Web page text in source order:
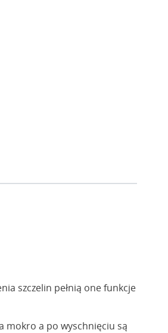
szczelin pełnią one funkcje
mokro a po wyschnięciu są